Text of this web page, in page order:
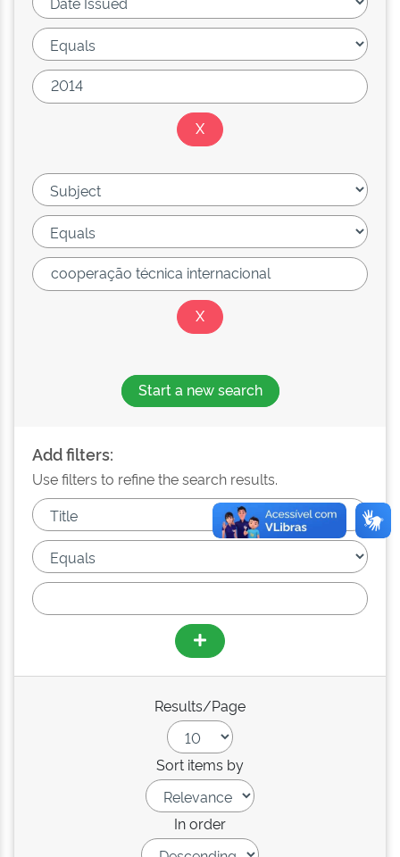
Start a new search
Add filters:
Use filters to refine the search results.
Results/Page
Sort items by
In order